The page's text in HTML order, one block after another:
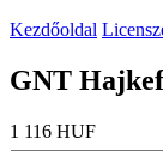
Kezdőoldal
GNT
1 116 HUF